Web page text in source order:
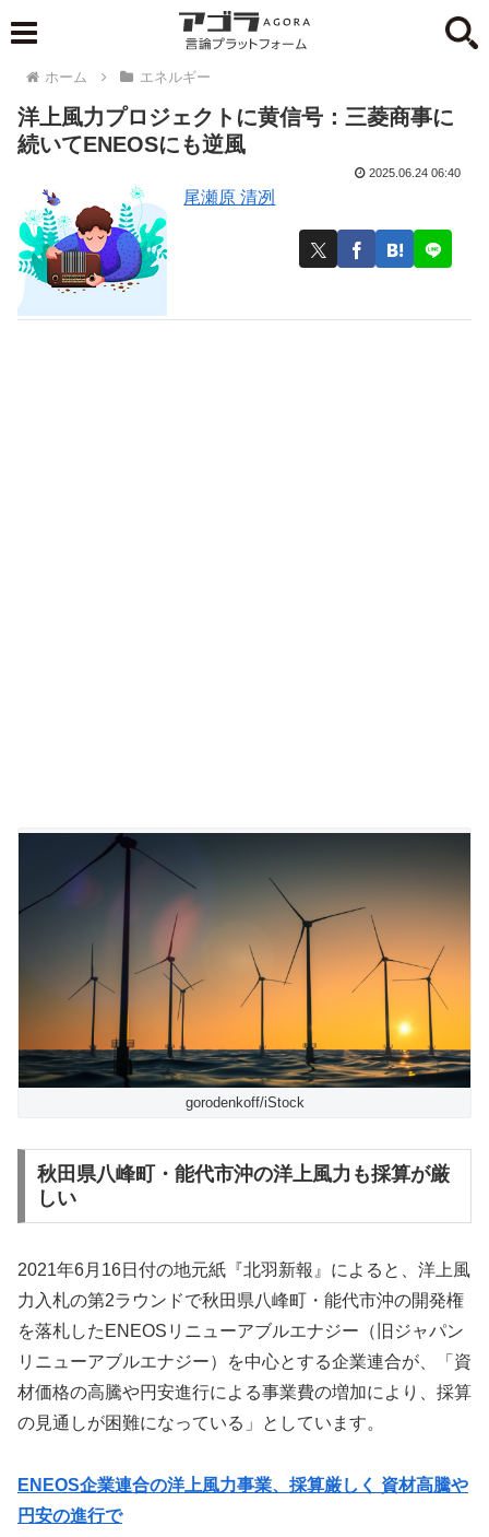
ホーム エネルギー
洋上風力プロジェクトに黄信号：三菱商事に
続いてENEOSにも逆風
尾瀬原 清冽
2025.06.24 06:40
gorodenkoff/iStock
秋田県八峰町・能代市沖の洋上風力も採算が厳
しい
2021年6月16日付の地元紙『北羽新報』によると、洋上風
力入札の第2ラウンドで秋田県八峰町・能代市沖の開発権
を落札したENEOSリニューアブルエナジー（旧ジャパン
リニューアブルエナジー）を中心とする企業連合が、「資
材価格の高騰や円安進行による事業費の増加により、採算
の見通しが困難になっている」としています。
ENEOS企業連合の洋上風力事業、採算厳しく 資材高騰や
円安の進行で